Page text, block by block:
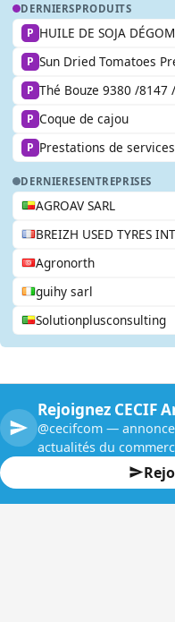
DERNIERSPRODUITS
P HUILE DE SOJA
P Sun Dried Tomatoes
P Thé Bouze 9380 /8147
P Coque de cajou
P Prestations de services
DERNIERESENTREPRISES
AGROAV SARL
BREIZH USED TYRES
Agronorth
guihy sarl
Solutionplusconsulting
Rejoignez CECIF
@cecifcom —
actualités du